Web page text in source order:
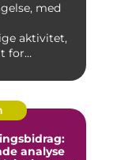
med
aktivitet,
for
analyse